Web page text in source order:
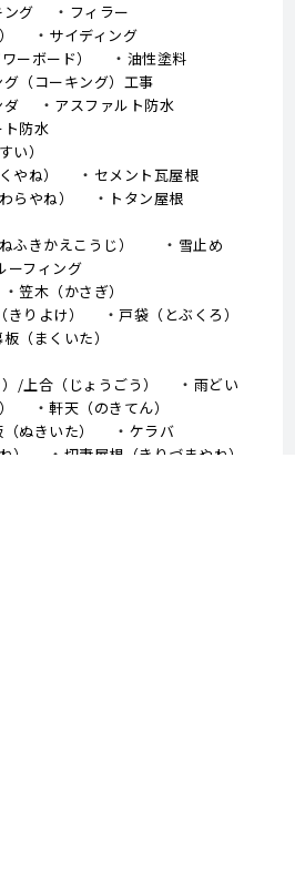
ング
フィラー
サイディング
ーボード）
油性塗料
グ（コーキング）工事
ダ
アスファルト防水
ト防水
い）
やね）
セメント瓦屋根
らやね）
トタン屋根
ふきかえこうじ）
雪止め
ーフィング
笠木（かさぎ）
りよけ）
戸袋（とぶくろ）
（まくいた）
/上合（じょうごう）
雨どい
軒天（のきてん）
ぬきいた）
ケラバ
）
切妻屋根（きりづまやね）